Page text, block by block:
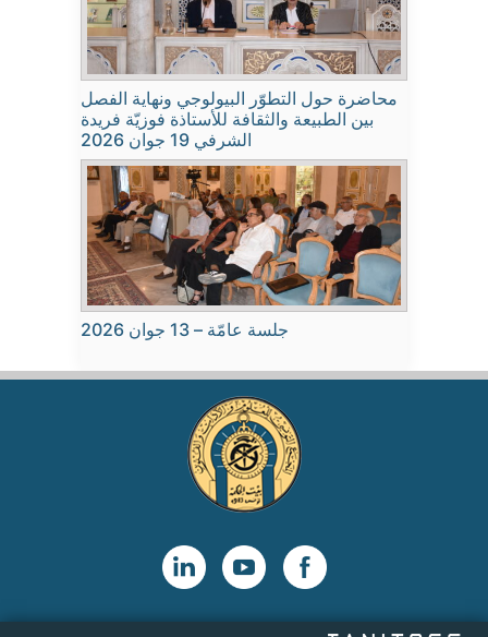
محاضرة حول التطوّر البيولوجي ونهاية الفصل
بين الطبيعة والثقافة للأستاذة فوزيّة فريدة
الشرفي 19 جوان 2026
جلسة عامّة – 13 جوان 2026